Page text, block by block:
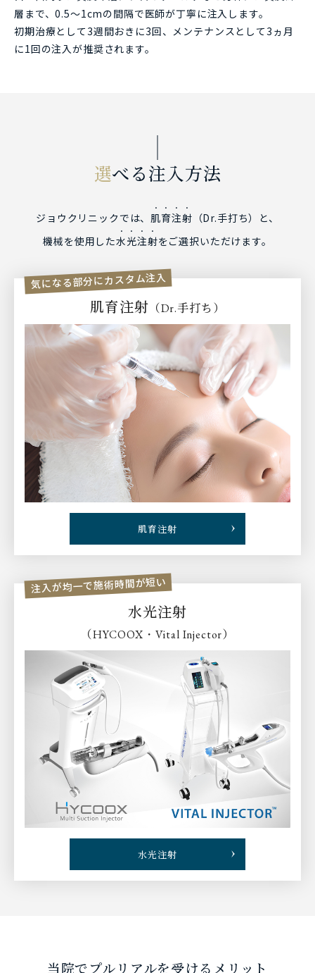
層まで、0.5～1cmの間隔で医師が丁寧に注入します。
初期治療として3週間おきに3回、メンテナンスとして3ヵ月
に1回の注入が推奨されます。
選べる注入方法
ジョウクリニックでは、 肌育注射 （Dr.手打ち）と、
機械を使用した水光注射をご選択いただけます。
気になる部分にカスタム注入
肌育注射 （Dr.手打ち）
肌育注射
注入が均一で施術時間が短い
水光注射
（HYCOOX・Vital Injector）
水光注射
当院でプルリアルを受けるメリット